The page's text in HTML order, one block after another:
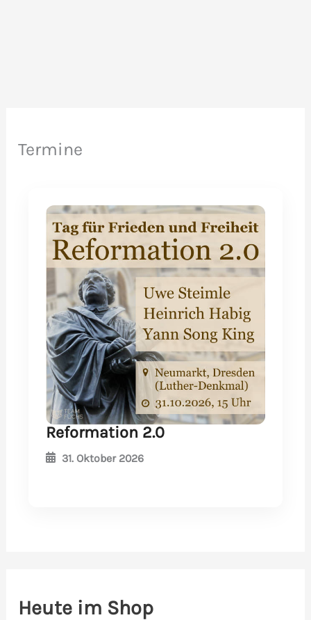
Termine
Reformation 2.0
31. Oktober 2026
Heute im Shop